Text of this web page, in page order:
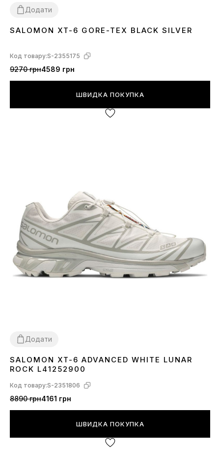
Додати
3637 38 394041 42 43 4445
SALOMON XT-6 GORE-TEX BLACK SILVER
Код товару:S-2355175
9270 грн4589 грн
ШВИДКА ПОКУПКА
Додати
3637 38 4041 42 43 4445
SALOMON XT-6 ADVANCED WHITE LUNAR
ROCK L41252900
Код товару:S-2351806
8890 грн4161 грн
ШВИДКА ПОКУПКА